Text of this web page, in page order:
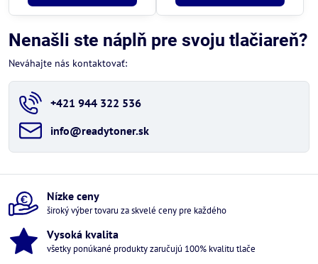
Nenašli ste náplň pre svoju tlačiareň?
Neváhajte nás kontaktovať:
+421 944 322 536
info​@readytoner​.sk
Nízke ceny
široký výber tovaru za skvelé ceny pre každého
Vysoká kvalita
všetky ponúkané produkty zaručujú 100% kvalitu tlače